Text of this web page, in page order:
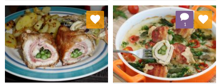
Dodaj do ulubionych
Wybierz listę:
1
Dodaj do ulubionych
Wybierz listę: